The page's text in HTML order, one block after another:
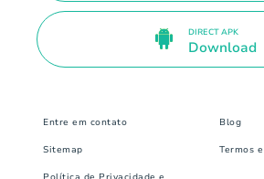
DIRECT APK
Download
Entre em contato Blog
Sitemap Termos